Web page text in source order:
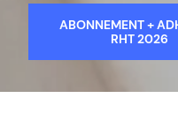
ABONNEMENT +
RHT 2026